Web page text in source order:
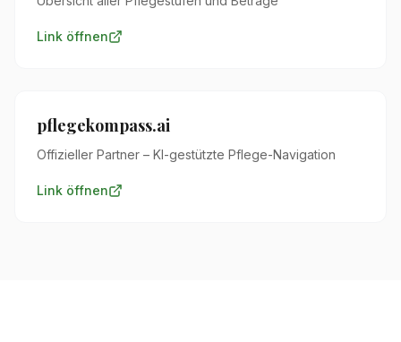
Link öffnen
pflegekompass.ai
Offizieller Partner – KI-gestützte Pflege-Navigation
Link öffnen